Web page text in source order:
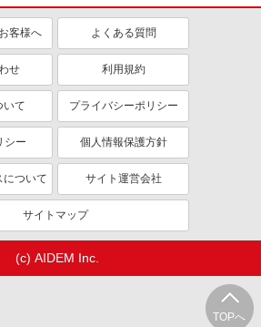
TOPへ
客様へ よくある質問
せ 利用規約
いて プライバシーポリシー
シー 個人情報保護方針
について サイト運営会社
サイトマップ
(c) AIDEM Inc.